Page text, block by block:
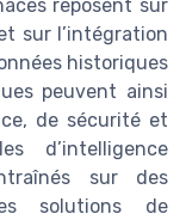
reposent sur
sur l’intégration
historiques
peuvent ainsi
de sécurité et
d’intelligence
sur des
solutions de